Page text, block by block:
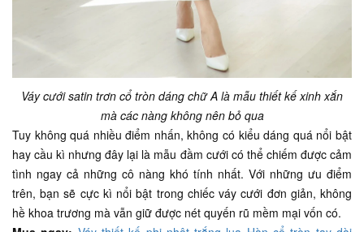
Váy cưới satin trơn cổ tròn dáng chữ A là mẫu thiết kế xinh xắn
mà các nàng không nên bỏ qua
Tuy không quá nhiều điểm nhấn, không có kiểu dáng quá nổi bật
hay cầu kì nhưng đây lại là mẫu đầm cưới có thể chiếm được cảm
tình ngay cả những cô nàng khó tính nhất. Với những ưu điểm
trên, bạn sẽ cực kì nổi bật trong chiếc váy cưới đơn giản, không
hề khoa trương mà vẫn giữ được nét quyến rũ mềm mại vốn có.